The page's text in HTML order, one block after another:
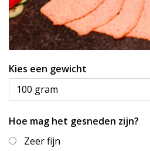
Kies een gewicht
Hoe mag het gesneden zijn?
Zeer fijn